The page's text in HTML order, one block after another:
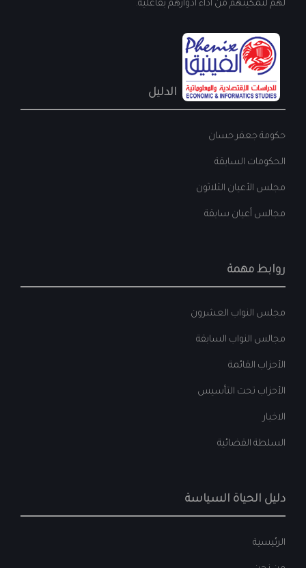
لهم لتمكينهم من أداء أدوارهم بفاعلية.
الدليل
حكومة جعفر حسان
الحكومات السابقة
مجلس الأعيان الثلاثون
مجالس أعيان سابقة
روابط مهمة
مجلس النواب العشرون
مجالس النواب السابقة
الأحزاب القائمة
الأحزاب تحت التأسيس
الاخبار
السلطة القضائية
دليل الحياة السياسة
الرئيسية